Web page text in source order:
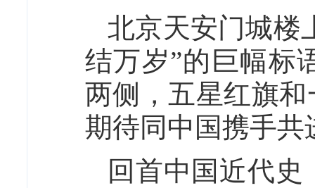
北京天安门城楼
结万岁”的巨幅标
两侧，五星红旗
期待同中国携手共
回首中国近代